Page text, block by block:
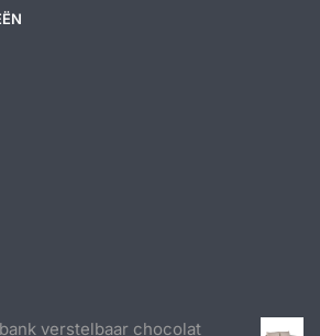
verstelbaar chocolat